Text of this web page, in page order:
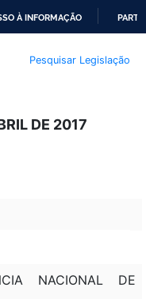
À INFORMAÇÃO
Pesquisar Legislação
DE 2017
NACIONAL DE